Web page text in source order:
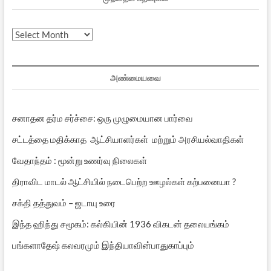
முந்தைய
அண்மையவை
சனாதன தர்ம சர்ச்சை: ஒரு முழுமையான பார்வை
சட்டத்தை மதிக்காத ஆட்சியாளர்கள் மற்றும் அரசியல்வாதிகள்
வேதாந்தம் : மூன்று உணர்வு நிலைகள்
திராவிட மாடல் ஆட்சியில் நடைபெற்ற ஊழல்கள் கற்பனையா ?
சக்தி தத்துவம் – ஜடாயு உரை
இந்த ஹிந்து சமூகம்: கல்கியின் 1936 விகடன் தலையங்கம்
பங்களாதேஷ் கலவரமும் இந்தியாவின்பாதுகாப்பும்